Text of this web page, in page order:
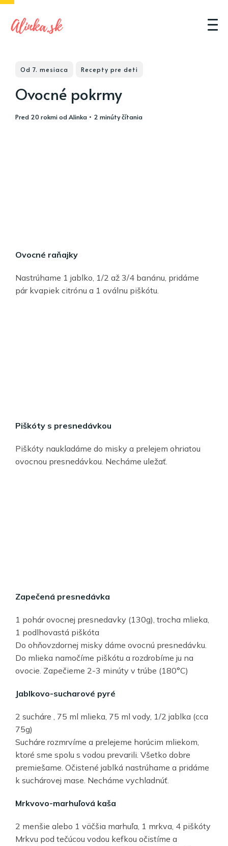
Od 7. mesiaca Recepty pre deti
Ovocné pokrmy
pred 20 rokmiodAlinka • 2 minúty čítania
Ovocné raňajky
Nastrúhame 1 jablko, 1/2 až 3/4 banánu, pridáme
pár kvapiek citrónu a 1 oválnu piškótu.
Piškóty s presnedávkou
Piškóty naukladáme do misky a prelejem ohriatou
ovocnou presnedávkou. Necháme uležať.
Zapečená presnedávka
1 pohár ovocnej presnedavky (130g), trocha mlieka,
1 podlhovastá piškóta
Do ohňovzdornej misky dáme ovocnú presnedávku.
Do mlieka namočíme piškótu a rozdrobíme ju na
ovocie. Zapečieme 2-3 minúty v trúbe (180°C)
Jablkovo-sucharové pyré
2 sucháre , 75 ml mlieka, 75 ml vody, 1/2 jablka (cca
75g)
Sucháre rozmrvíme a prelejeme horúcim mliekom,
ktoré sme spolu s vodou prevarili. Všetko dobre
premiešame. Očistené jablká nastrúhame a pridáme
k suchárovej mase. Necháme vychladnúť.
Mrkvovo-marhuľová kaša
2 menšie alebo 1 väčšia marhuľa, 1 mrkva, 4 piškóty
Mrkvu pod tečúcou vodou kefkou očistíme a